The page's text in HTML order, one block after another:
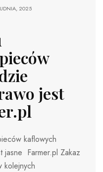
2025
jest
kaflowych
jasne Farmer.pl Zakaz
kolejnych